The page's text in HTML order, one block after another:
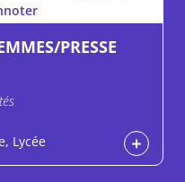
PRESSE
Lycée